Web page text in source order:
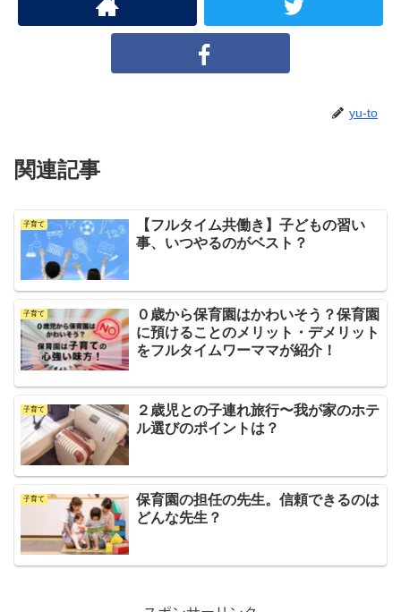
yu-to
関連記事
子育て
【フルタイム共働き】子どもの習い
事、いつやるのがベスト？
子育て
０歳から保育園はかわいそう？保育園
に預けることのメリット・デメリット
をフルタイムワーママが紹介！
子育て
２歳児との子連れ旅行〜我が家のホテ
ル選びのポイントは？
子育て
保育園の担任の先生。信頼できるのは
どんな先生？